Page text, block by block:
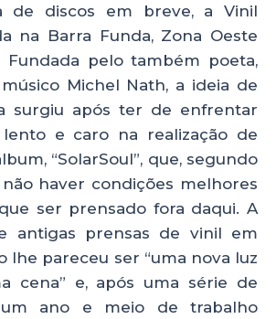
de discos em breve, a Vinil
na Barra Funda, Zona Oeste
Fundada pelo também poeta,
Michel Nath, a ideia de
surgiu após ter de enfrentar
e caro na realização de
“SolarSoul”, que, segundo
haver condições melhores
ser prensado fora daqui. A
antigas prensas de vinil em
lhe pareceu ser “uma nova luz
cena” e, após uma série de
ano e meio de trabalho